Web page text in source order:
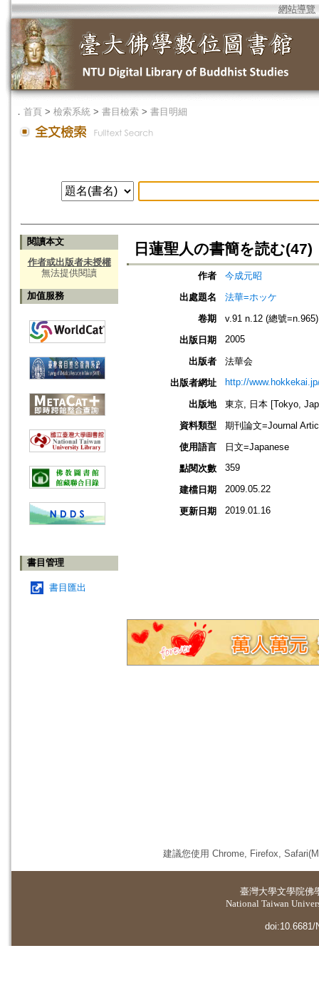
網站導覽
． 首頁 > 檢索系統 > 書目檢索 > 書目明細
閱讀本文
作者或出版者未授權
無法提供閱讀
加值服務
書目管理
書目匯出
日蓮聖人の書簡を読む(47)
作者
今成元昭
出處題名
法華=ホッケ
卷期
v.91 n.12 (總號=n.965)
出版日期
2005
出版者
法華会
出版者網址
http://
出版地
東京, 日本 [Tokyo,
資料類型
期刊論文=Journal
使用語言
日文=Japanese
點閱次數
359
建檔日期 2009.05.22
更新日期 2019.01.16
建議您使用 Chrome, Firefox,
臺灣大學文學院佛
National Taiwan
doi:10.6681/